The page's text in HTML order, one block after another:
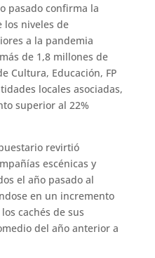
pasado confirma la
los niveles de
a la pandemia
de 1,8 millones de
Cultura, Educación, FP
locales asociadas,
superior al 22%
revirtió
escénicas y
el año pasado al
en un incremento
cachés de sus
del año anterior a